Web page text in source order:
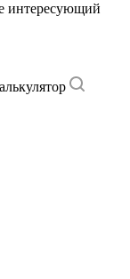
интересующий